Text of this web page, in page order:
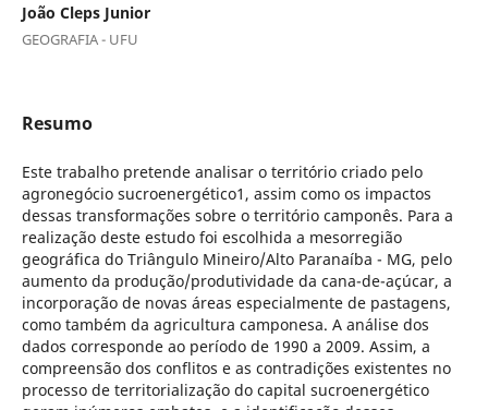
João Cleps Junior
GEOGRAFIA - UFU
Resumo
Este trabalho pretende analisar o território criado pelo
agronegócio sucroenergético1, assim como os impactos
dessas transformações sobre o território camponês. Para a
realização deste estudo foi escolhida a mesorregião
geográfica do Triângulo Mineiro/Alto Paranaíba - MG, pelo
aumento da produção/produtividade da cana-de-açúcar, a
incorporação de novas áreas especialmente de pastagens,
como também da agricultura camponesa. A análise dos
dados corresponde ao período de 1990 a 2009. Assim, a
compreensão dos conflitos e as contradições existentes no
processo de territorialização do capital sucroenergético